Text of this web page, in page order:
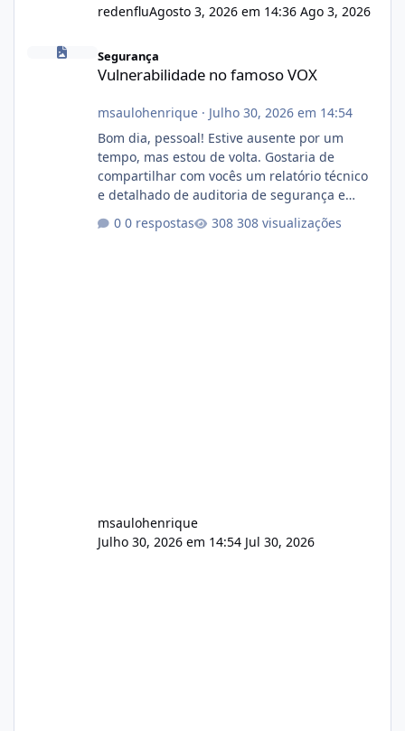
redenfluAgosto 3, 2026 em 14:36 Ago 3, 2026
Segurança
Vulnerabilidade no famoso VOX
msaulohenrique· Julho 30, 2026 em 14:54
Bom dia, pessoal! Estive ausente por um
tempo, mas estou de volta. Gostaria de
compartilhar com vocês um relatório técnico
e detalhado de auditoria de segurança e
atualmente em circulação e comercialização
0 respostas 308 visualizações
msaulohenrique
Julho 30, 2026 em 14:54 Jul 30, 2026